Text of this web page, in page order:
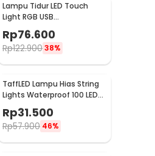
Lampu Tidur LED Touch
Light RGB USB
Rechargeable 1500mAh 5V
3W - F8-1
Rp76.600
Rp122.90038%
TaffLED Lampu Hias String
Lights Waterproof 100 LED
with Solar Panel - M071
Rp31.500
Rp57.900 46%